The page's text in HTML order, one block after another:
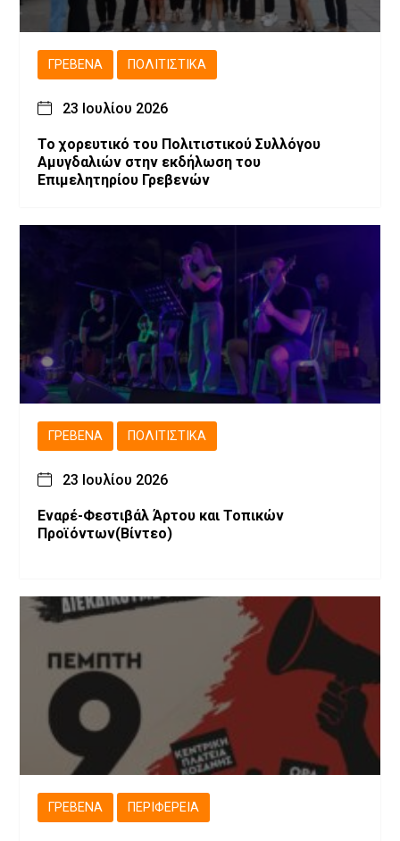
ΓΡΕΒΕΝΆ ΠΟΛΙΤΙΣΤΙΚΆ
23 Ιουλίου 2026
Το χορευτικό του Πολιτιστικού Συλλόγου
Αμυγδαλιών στην εκδήλωση του
Επιμελητηρίου Γρεβενών
ΓΡΕΒΕΝΆ ΠΟΛΙΤΙΣΤΙΚΆ
23 Ιουλίου 2026
Εναρέ-Φεστιβάλ Άρτου και Τοπικών
Προϊόντων(Βίντεο)
ΓΡΕΒΕΝΆ ΠΕΡΙΦΈΡΕΙΑ